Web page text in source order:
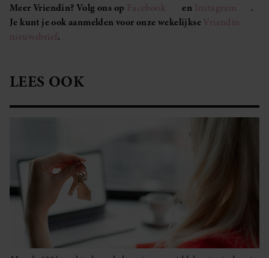
Meer Vriendin? Volg ons op Facebook en Instagram
.
Je kunt je ook aanmelden voor onze wekelijkseVriendin
nieuwsbrief.
LEES OOK